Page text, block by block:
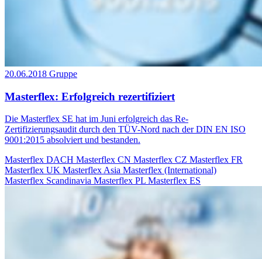
20.06.2018 Gruppe
Masterflex: Erfolgreich rezertifiziert
Die Masterflex SE hat im Juni erfolgreich das Re-
Zertifizierungsaudit durch den TÜV-Nord nach der DIN EN ISO
9001:2015 absolviert und bestanden.
Masterflex DACH Masterflex CN Masterflex CZ Masterflex FR
Masterflex UK Masterflex Asia Masterflex (International)
Masterflex Scandinavia Masterflex PL Masterflex ES